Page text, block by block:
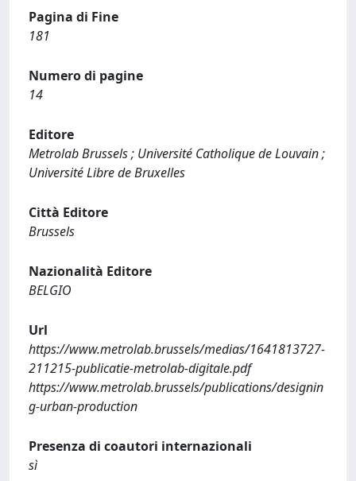
Pagina di Fine
181
Numero di pagine
14
Editore
Metrolab Brussels ; Université Catholique de Louvain ;
Université Libre de Bruxelles
Città Editore
Brussels
Nazionalità Editore
BELGIO
Url
https://www.metrolab.brussels/medias/1641813727-
211215-publicatie-metrolab-digitale.pdf
https://www.metrolab.brussels/publications/designin
g-urban-production
Presenza di coautori internazionali
sì